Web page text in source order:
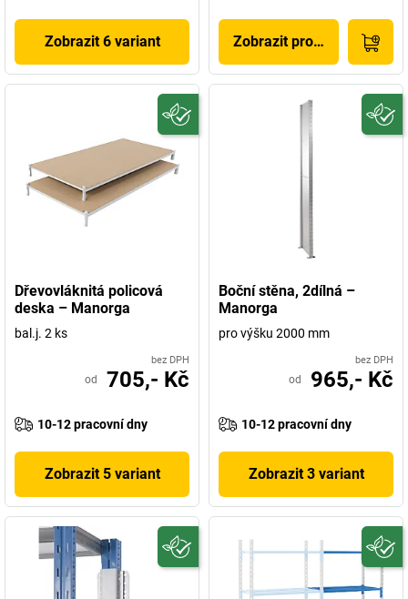
Zobrazit 6 variant Zobrazit produkt
Dřevovláknitá policová
deska – Manorga
bal.j. 2 ks
bez DPH
od 705,- Kč
10-12 pracovní dny
Zobrazit 5 variant
Boční stěna, 2dílná –
Manorga
pro výšku 2000 mm
bez DPH
od 965,- Kč
10-12 pracovní dny
Zobrazit 3 variant